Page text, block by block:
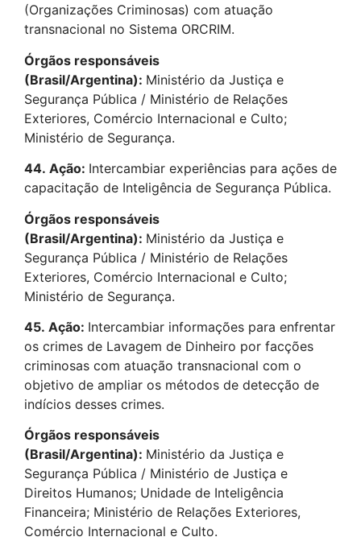
(Organizações Criminosas) com atuação
transnacional no Sistema ORCRIM.
Órgãos responsáveis
(Brasil/Argentina): Ministério da Justiça e
Segurança Pública / Ministério de Relações
Exteriores, Comércio Internacional e Culto;
Ministério de Segurança.
44. Ação: Intercambiar experiências para ações de
capacitação de Inteligência de Segurança Pública.
Órgãos responsáveis
(Brasil/Argentina): Ministério da Justiça e
Segurança Pública / Ministério de Relações
Exteriores, Comércio Internacional e Culto;
Ministério de Segurança.
45. Ação: Intercambiar informações para enfrentar
os crimes de Lavagem de Dinheiro por facções
criminosas com atuação transnacional com o
objetivo de ampliar os métodos de detecção de
indícios desses crimes.
Órgãos responsáveis
(Brasil/Argentina): Ministério da Justiça e
Segurança Pública / Ministério de Justiça e
Direitos Humanos; Unidade de Inteligência
Financeira; Ministério de Relações Exteriores,
Comércio Internacional e Culto.